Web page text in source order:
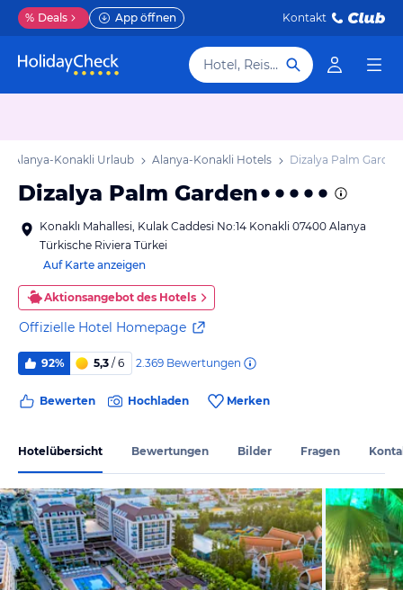
% Deals App öffnen Kontakt
Hotel, Reiseziel
Alanya-Konakli Urlaub Alanya-Konakli Hotels Dizalya Palm Garden
Dizalya Palm Garden
Konaklı Mahallesi, Kulak Caddesi No:14 Konakli 07400 Alanya
Türkische Riviera Türkei
Auf Karte anzeigen
Aktionsangebot des Hotels
Offizielle Hotel Homepage
92% 5,3 / 6 2.369 Bewertungen
Bewerten Hochladen Merken
Hotelübersicht Bewertungen Bilder Fragen